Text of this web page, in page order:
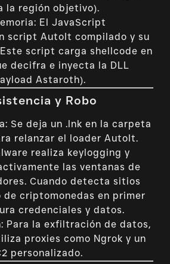
la región objetivo).
El JavaScript
script AutoIt compilado y su
script carga shellcode en
decifra e inyecta la DLL
Astaroth).
y Robo
Se deja un .lnk en la carpeta
relanzar el loader AutoIt.
realiza keylogging y
las ventanas de
Cuando detecta sitios
de criptomonedas en primer
credenciales y datos.
Para la exfiltración de datos,
proxies como Ngrok y un
personalizado.